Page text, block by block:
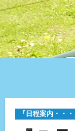
『日程案内・・・